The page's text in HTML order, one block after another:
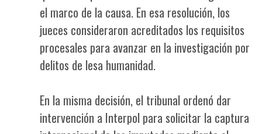
el marco de la causa. En esa resolución, los
jueces consideraron acreditados los requisitos
procesales para avanzar en la investigación por
delitos de lesa humanidad.
En la misma decisión, el tribunal ordenó dar
intervención a Interpol para solicitar la captura